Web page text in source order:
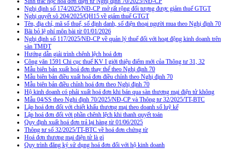
Nghị định số 174/2025/NĐ-CP mở rất rộng đối tượng được giảm thuế GTGT
Nghị quyết sô 204/2025/QH15 về giảm thuế GTGT
Tên, địa chỉ, mã số thuế, số định danh, số điện thoại người mua theo Nghị định 70
Bãi bỏ lệ phí môn bài từ 01/01/2026
Nghị định số 117/2025/NĐ-CP về quản lý thuế đối với hoạt động kinh doanh trên
sàn TMĐT
Hướng dẫn giải trình chênh lệch hoá đơn
Công văn 1591 Chi cục thuế KV I giới thiệu điểm mới của Thông tư 31, 32
Mẫu biên bản xuất hoá đơn thay thế theo Nghị định 70
Mẫu biên bản điều xuất hoá đơn điều chỉnh theo Nghị định 70
Mẫu biên bản điều chỉnh hoá đơn theo Nghị định 70
Hộ kinh doanh có phải xuất hoá đơn khi bán qua sàn thương mại điện tử không
Mẫu 04/SS theo Nghi định 70/2025/NĐ-CP và Thông tư 32/2025/TT-BTC
Lập hoá đơn đối với chiết khấu thương mại theo doanh số luỹ kế
Lập hoá đơn đối với phần chênh lệch khi thanh quyết toán
Quy định xuất hoá đơn trả lại hàng từ 01/06/2025
Thông tư số 32/2025/TT-BTC về hoá đơn chứng từ
Hoá đơn thương mại điện tử là gì
Quy trình đăng ký sử dụng hoá đơn đối với hộ kinh doanh